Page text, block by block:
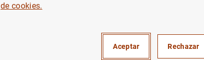
Balanza de pagos de la
de cookies.
Aceptar Rechazar